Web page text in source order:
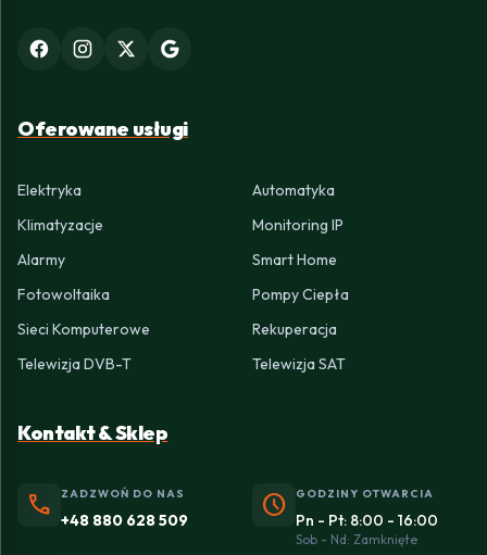
Oferowane usługi
Elektryka
Automatyka
Klimatyzacje
Monitoring IP
Alarmy
Smart Home
Fotowoltaika
Pompy Ciepła
Sieci Komputerowe
Rekuperacja
Telewizja DVB-T
Telewizja SAT
Kontakt & Sklep
phone ZADZWOŃ DO NAS
+48 880 628 509 schedule GODZINY OTWARCIA
Pn - Pt: 8:00 - 16:00
Sob - Nd: Zamknięte